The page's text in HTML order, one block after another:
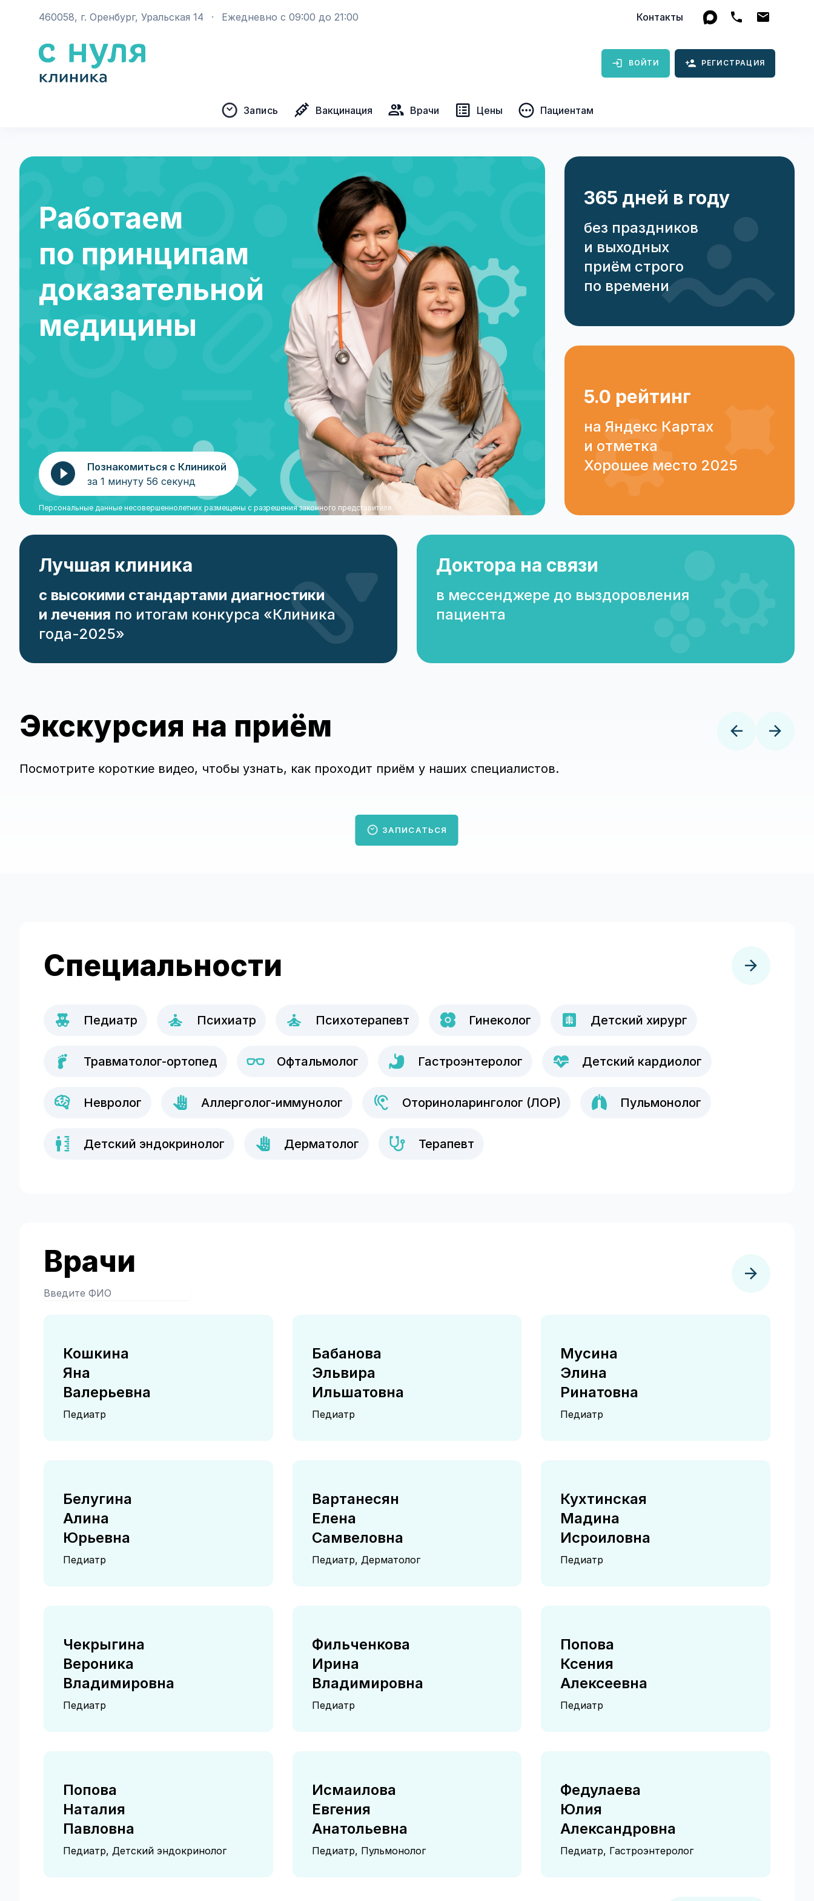
460058, г. Оренбург, Уральская 14 · Ежедневно с 09:00 до 21:00 Контакты
ВОЙТИ РЕГИСТРАЦИЯ
Запись Вакцинация Врачи Цены Пациентам
Работаем
по принципам
доказательной
медицины
Познакомиться с Клиникой
за 1 минуту 56 секунд
Персональные данные несовершеннолетних размещены с разрешения законного представителя.
365 дней в году
без праздников
и выходных
приём строго
по времени
5.0 рейтинг
на Яндекс Картах
и отметка
Хорошее место 2025
Лучшая клиника
с высокими стандартами диагностики
и лечения по итогам конкурса «Клиника
года-2025»
Доктора на связи
в мессенджере до выздоровления
пациента
Экскурсия на приём
Посмотрите короткие видео, чтобы узнать, как проходит приём у наших специалистов.
ЗАПИСАТЬСЯ
Специальности
Педиатр Психиатр Психотерапевт Гинеколог Детский хирург
Травматолог-ортопед Офтальмолог Гастроэнтеролог Детский кардиолог
Невролог Аллерголог-иммунолог Оториноларинголог (ЛОР) Пульмонолог
Детский эндокринолог Дерматолог Терапевт
Врачи
Кошкина
Яна
Валерьевна
Педиатр
Бабанова
Эльвира
Ильшатовна
Педиатр
Мусина
Элина
Ринатовна
Педиатр
Белугина
Алина
Юрьевна
Педиатр
Вартанесян
Елена
Самвеловна
Педиатр, Дерматолог
Кухтинская
Мадина
Исроиловна
Педиатр
Чекрыгина
Вероника
Владимировна
Педиатр
Фильченкова
Ирина
Владимировна
Педиатр
Попова
Ксения
Алексеевна
Педиатр
Попова
Наталия
Павловна
Педиатр, Детский эндокринолог
Исмаилова
Евгения
Анатольевна
Педиатр, Пульмонолог
Федулаева
Юлия
Александровна
Педиатр, Гастроэнтеролог